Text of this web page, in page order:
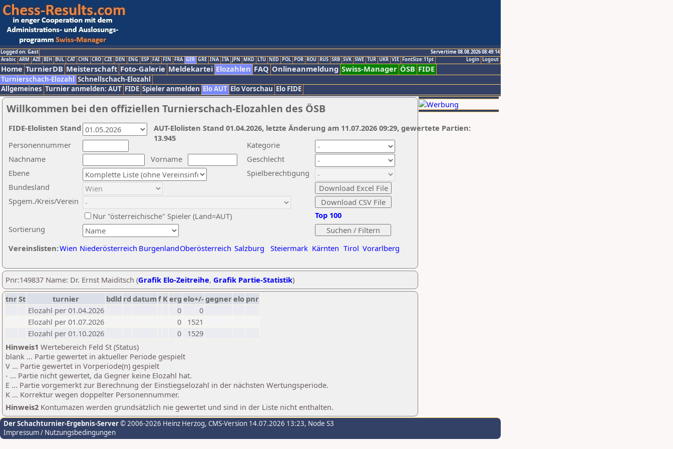
Logged on: Gast
Servertime 08.08.2026 08:49:14
Logout
Login
Arabic ARM AZE BIH BUL CAT CHN CRO CZE DEN ENG ESP FAI FIN FRA GER GRE INA ITA JPN MKD LTU NED POL POR ROU RUS SRB SVK SWE TUR UKR VIE FontSize:11pt
Home TurnierDB Meisterschaft Foto-Galerie Meldekartei Elozahlen FAQ Onlineanmeldung Swiss-Manager ÖSB FIDE
Turnierschach-Elozahl Schnellschach-Elozahl
Allgemeines Turnier anmelden: AUT FIDE Spieler anmelden Elo AUT Elo Vorschau Elo FIDE
Willkommen bei den offiziellen Turnierschach-Elozahlen des ÖSB
Nachname
Vorname
Ebene
Kategorie
Sortierung
Personennummer
Bundesland
Spgem./Kreis/Verein
Geschlecht
Nur "österreichische" Spieler (Land=AUT)
Spielberechtigung
Vereinslisten:Wien Niederösterreich BurgenlandOberösterreich Salzburg Steiermark Kärnten Tirol Vorarlberg
Top 100
AUT-Elolisten Stand 01.04.2026, letzte Änderung am 11.07.2026 09:29, gewertete Partien:
13.945
FIDE-Elolisten Stand
Pnr:149837 Name: Dr. Ernst Maiditsch (Grafik Elo-Zeitreihe, Grafik Partie-Statistik)
tnrSt turnier bdld rd datumf Kerg elo+/-gegnerelo pnr
Elozahl per 01.04.2026
0
0
Elozahl per 01.07.2026
0
1521
Elozahl per 01.10.2026
0
1529
Hinweis1 Wertebereich Feld St (Status)
blank ... Partie gewertet in aktueller Periode gespielt
V ... Partie gewertet in Vorperiode(n) gespielt
- ... Partie nicht gewertet, da Gegner keine Elozahl hat.
E ... Partie vorgemerkt zur Berechnung der Einstiegselozahl in der nächsten Wertungsperiode.
K ... Korrektur wegen doppelter Personennummer.
Hinweis2 Kontumazen werden grundsätzlich nie gewertet und sind in der Liste nicht enthalten.
Der Schachturnier-Ergebnis-Server© 2006-2026 Heinz Herzog, CMS-Version 14.07.2026 13:23, Node S3
Impressum / Nutzungsbedingungen